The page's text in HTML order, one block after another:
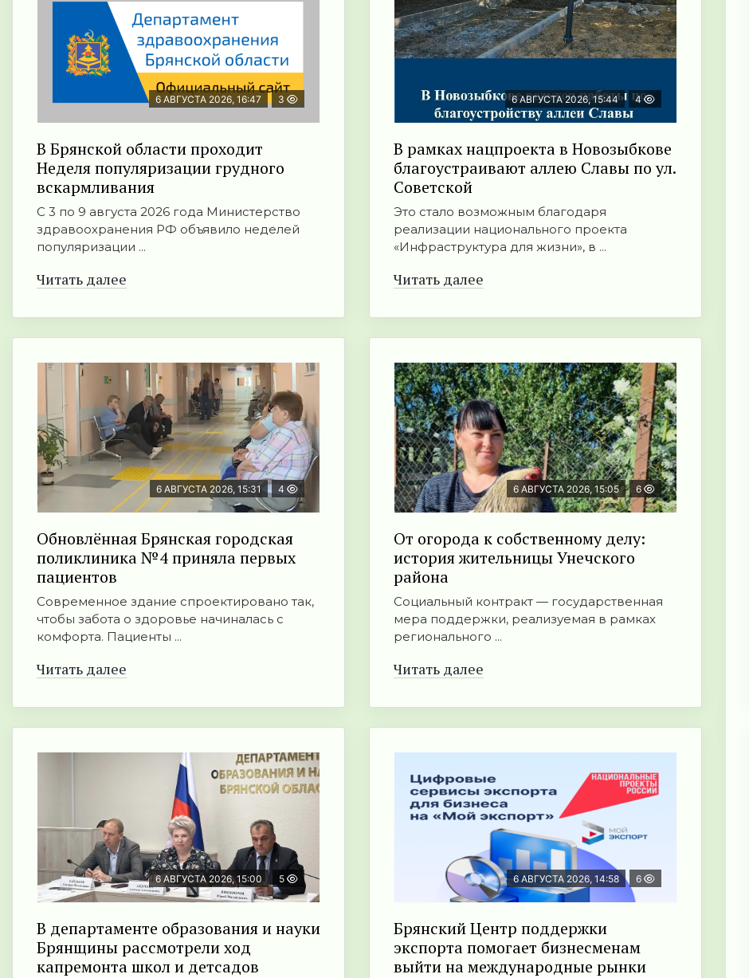
6 АВГУСТА 2026, 16:47 3
В Брянской области проходит
Неделя популяризации грудного
вскармливания
С 3 по 9 августа 2026 года Министерство
здравоохранения РФ объявило неделей
популяризации ...
Читать далее
6 АВГУСТА 2026, 15:44 4
В рамках нацпроекта в Новозыбкове
благоустраивают аллею Славы по ул.
Советской
Это стало возможным благодаря
реализации национального проекта
«Инфраструктура для жизни», в ...
Читать далее
6 АВГУСТА 2026, 15:31 4
Обновлённая Брянская городская
поликлиника №4 приняла первых
пациентов
Современное здание спроектировано так,
чтобы забота о здоровье начиналась с
комфорта. Пациенты ...
Читать далее
6 АВГУСТА 2026, 15:05 6
От огорода к собственному делу:
история жительницы Унечского
района
Социальный контракт — государственная
мера поддержки, реализуемая в рамках
регионального ...
Читать далее
6 АВГУСТА 2026, 15:00 5
В департаменте образования и науки
Брянщины рассмотрели ход
капремонта школ и детсадов
6 АВГУСТА 2026, 14:58 6
Брянский Центр поддержки
экспорта помогает бизнесменам
выйти на международные рынки